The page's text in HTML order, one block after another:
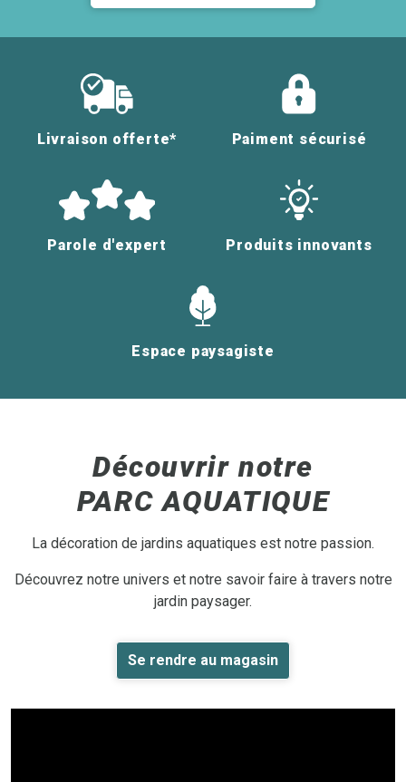
Livraison offerte* Paiment sécurisé
Parole d'expert Produits innovants
Espace paysagiste
Découvrir notre
PARC AQUATIQUE
La décoration de jardins aquatiques est notre passion.
Découvrez notre univers et notre savoir faire à travers notre
jardin paysager.
Se rendre au magasin